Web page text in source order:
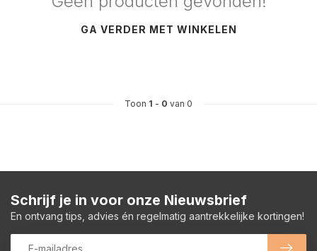
GA VERDER MET WINKELEN
Toon 1 - 0 van 0
Schrijf je in voor onze Nieuwsbrief
En ontvang tips, advies én regelmatig aantrekkelijke kortingen!